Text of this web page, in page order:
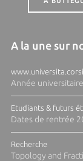
A la une sur
Année
Etudiants & futurs
Dates de rentrée
Recherche
Topology and